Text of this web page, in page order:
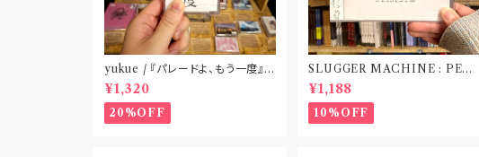
yukue / 『パレードよ、もう一度』
(TAPE)
¥1,320
20%OFF
SLUGGER MACHINE : PEA
CE OUT! / we die if we do no
t do “DIG”(SPLIT CD)〝横浜&
札幌〟
¥1,188
10%OFF